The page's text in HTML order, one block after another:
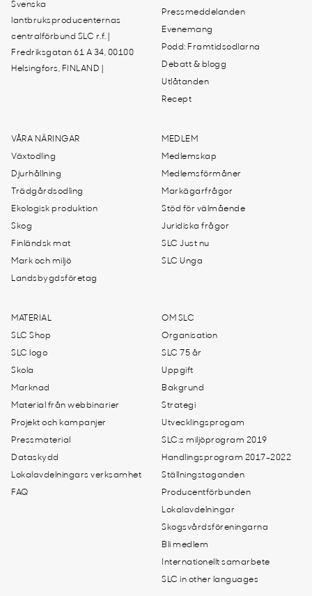
Svenska
lantbruksproducenternas
centralförbund SLC r.f. |
Fredriksgatan 61 A 34, 00100
Helsingfors, FINLAND |
Pressmeddelanden
Evenemang
Podd: Framtidsodlarna
Debatt & blogg
Utlåtanden
Recept
VÅRA NÄRINGAR
Växtodling
Djurhållning
Trädgårdsodling
Ekologisk produktion
Skog
Finländsk mat
Mark och miljö
Landsbygdsföretag
MEDLEM
Medlemskap
Medlemsförmåner
Markägarfrågor
Stöd för välmående
Juridiska frågor
SLC Just nu
SLC Unga
MATERIAL
SLC Shop
SLC logo
Skola
Marknad
Material från webbinarier
Projekt och kampanjer
Pressmaterial
Dataskydd
Lokalavdelningars verksamhet
FAQ
OM SLC
Organisation
SLC 75 år
Uppgift
Bakgrund
Strategi
Utvecklingsprogam
SLC:s miljöprogram 2019
Handlingsprogram 2017-2022
Ställningstaganden
Producentförbunden
Lokalavdelningar
Skogsvårdsföreningarna
Bli medlem
Internationellt samarbete
SLC in other languages